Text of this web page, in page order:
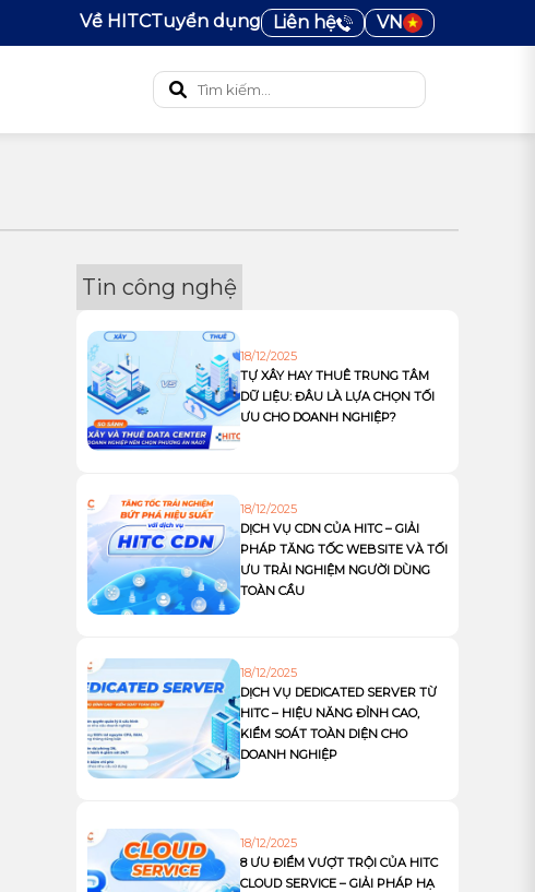
Về HITCTuyển dụng Liên hệ VN
Tin công nghệ
18/12/2025
TỰ XÂY HAY THUÊ TRUNG TÂM
DỮ LIỆU: ĐÂU LÀ LỰA CHỌN TỐI
ƯU CHO DOANH NGHIỆP?
18/12/2025
DỊCH VỤ CDN CỦA HITC – GIẢI
PHÁP TĂNG TỐC WEBSITE VÀ TỐI
ƯU TRẢI NGHIỆM NGƯỜI DÙNG
TOÀN CẦU
18/12/2025
DỊCH VỤ DEDICATED SERVER TỪ
HITC – HIỆU NĂNG ĐỈNH CAO,
KIỂM SOÁT TOÀN DIỆN CHO
DOANH NGHIỆP
18/12/2025
8 ƯU ĐIỂM VƯỢT TRỘI CỦA HITC
CLOUD SERVICE – GIẢI PHÁP HẠ